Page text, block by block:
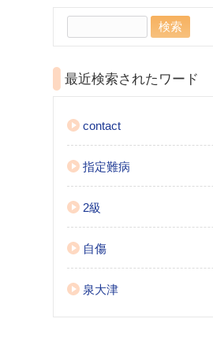
最近検索されたワード
contact
指定難病
2級
自傷
泉大津